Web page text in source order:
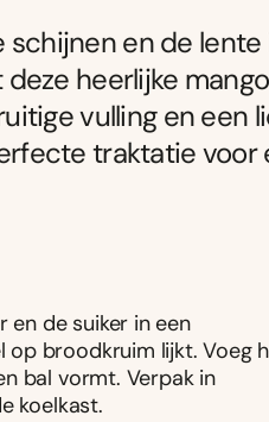
en de lente
heerlijke
vulling en een
traktatie voor
en de suiker in een
op broodkruim lijkt. Voeg
bal vormt. Verpak in
koelkast.